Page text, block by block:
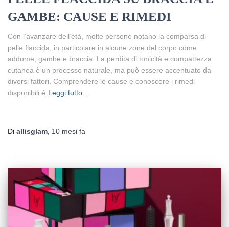
GAMBE: CAUSE E RIMEDI
Con l’avanzare dell’età, molte persone notano la comparsa di
pelle flaccida, in particolare in alcune zone del corpo come
addome, gambe e braccia. La perdita di tonicità e compattezza
cutanea è un processo naturale, ma può essere accentuato da
diversi fattori. Comprendere le cause e conoscere i rimedi
disponibili è Leggi tutto…
Di allisglam, 10 mesi fa